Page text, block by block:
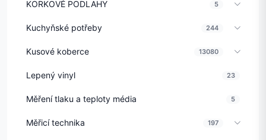
KORKOVÉ PODLAHY 5
Kuchyňské potřeby 244
Kusové koberce 13080
Lepený vinyl 23
Měření tlaku a teploty média 5
Měřicí technika 197